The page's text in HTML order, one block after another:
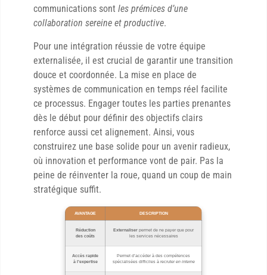
communications sont les prémices d’une
collaboration sereine et productive.
Pour une intégration réussie de votre équipe
externalisée, il est crucial de garantir une transition
douce et coordonnée. La mise en place de
systèmes de communication en temps réel facilite
ce processus. Engager toutes les parties prenantes
dès le début pour définir des objectifs clairs
renforce aussi cet alignement. Ainsi, vous
construirez une base solide pour un avenir radieux,
où innovation et performance vont de pair. Pas la
peine de réinventer la roue, quand un coup de main
stratégique suffit.
AVANTAGE DESCRIPTION
Réduction
des coûts
Externaliser permet de ne payer que pour
les services nécessaires
Accès rapide
à l’expertise
Permet d’accéder à des compétences
spécialisées difficiles à recruter en interne